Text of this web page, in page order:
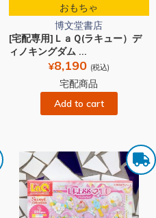
おもちゃ
博文堂書店
[宅配専用]ＬａＱ(ラキュー）デ
ィノキングダム ...
¥8,190 (税込)
宅配商品
Add to cart